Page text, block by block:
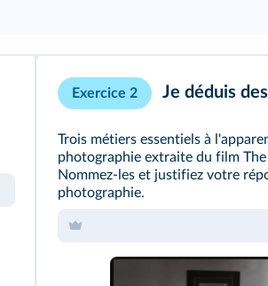
Exercice 2 Je déduis
Trois métiers essentiels à
photographie extraite du film
Nommez-les et justifiez votre
photographie.